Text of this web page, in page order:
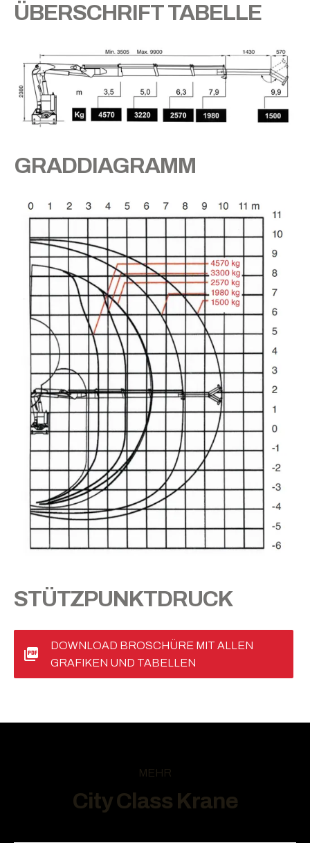
ÜBERSCHRIFT TABELLE
GRADDIAGRAMM
STÜTZPUNKTDRUCK
DOWNLOAD BROSCHÜRE MIT ALLEN
GRAFIKEN UND TABELLEN
MEHR
City Class Krane